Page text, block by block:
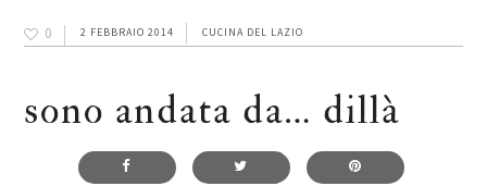
0 2 FEBBRAIO 2014 CUCINA DEL LAZIO
sono andata da… dillà